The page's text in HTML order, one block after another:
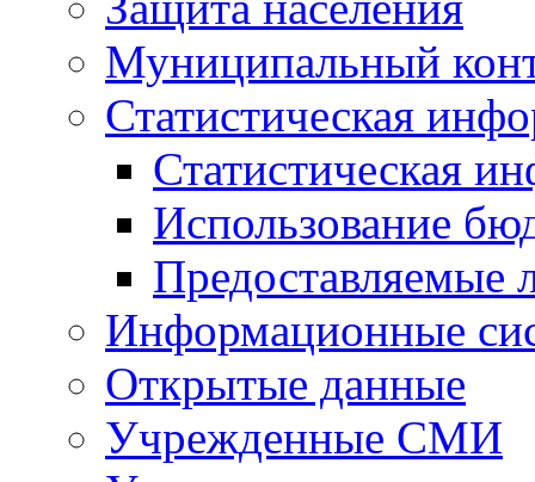
Муниципальный
Статистическая
Статистическая
Использование
Предоставляемые
Информационные
Открытые данные
Учрежденные СМИ